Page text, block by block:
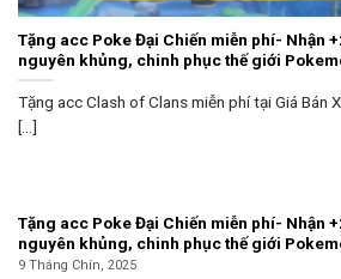
Tặng acc Poke Đại Chiến miễn phí- Nhận
nguyên khủng, chinh phục thế giới
Tặng acc Clash of Clans miễn phí tại Giá Bán
[...]
Tặng acc Poke Đại Chiến miễn phí- Nhận
nguyên khủng, chinh phục thế giới
9 Tháng Chín, 2025